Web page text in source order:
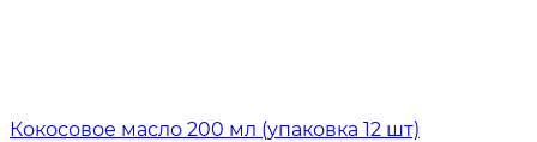
Кокосовое масло 200 мл (упаковка 12 шт)